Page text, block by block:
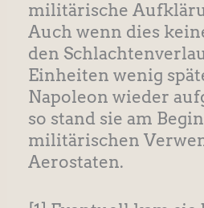
militärische
Auch wenn dies
den
Einheiten wenig
Napoleon wieder
so stand sie am
militärischen
Aerostaten.